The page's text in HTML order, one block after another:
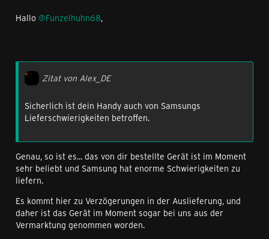
Hallo @Funzelhuhn68,
Zitat von Alex_DE
Sicherlich ist dein Handy auch von Samsungs
Lieferschwierigkeiten betroffen.
Genau, so ist es... das von dir bestellte Gerät ist im Moment
sehr beliebt und Samsung hat enorme Schwierigkeiten zu
liefern.
Es kommt hier zu Verzögerungen in der Auslieferung, und
daher ist das Gerät im Moment sogar bei uns aus der
Vermarktung genommen worden.